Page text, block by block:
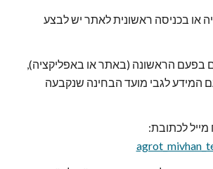
מייל לכתובת: